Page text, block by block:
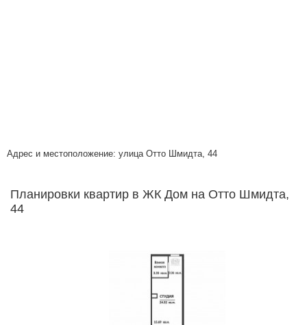
Адрес и местоположение: улица Отто Шмидта, 44
Планировки квартир в ЖК Дом на Отто Шмидта,
44